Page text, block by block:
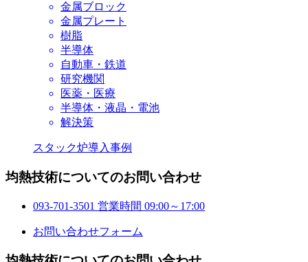
金属ブロック
金属プレート
樹脂
半導体
自動車・鉄道
研究機関
医薬・医療
半導体・液晶・電池
解決策
スタック炉導入事例
均熱技術についてのお問い合わせ
093-701-3501 営業時間 09:00～17:00
お問い合わせフォーム